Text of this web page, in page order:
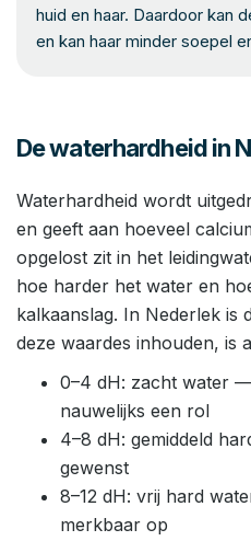
huid en haar. Daardoor kan
en kan haar minder soepel
De waterhardheid in
Waterhardheid wordt
en geeft aan hoeveel
opgelost zit in het
hoe harder het water en
kalkaanslag. In Nederlek is
deze waardes inhouden, is
0–4 dH: zacht water
nauwelijks een rol
4–8 dH: gemiddeld
gewenst
8–12 dH: vrij hard
merkbaar op